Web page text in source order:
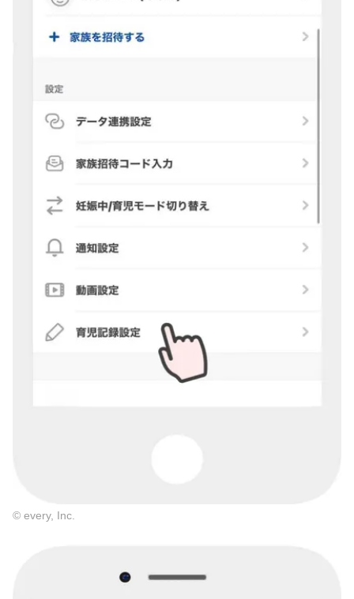
© every, Inc.